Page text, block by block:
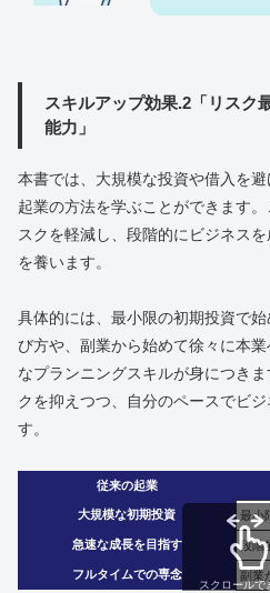
スキルアップ効果.2「リスク
能力」
本書では、大規模な投資や借入を
起業の方法を学ぶことができます
スクを軽減し、段階的にビジネス
を養います。
具体的には、最小限の初期投資で
び方や、副業から始めて徐々に本
なプランニングスキルが身につき
クを抑えつつ、自分のペースでビ
す。
従来の起業
大規模な初期投資 最小
急速な成長を目指す 段階
フルタイムでの専念 副業
スクロールで